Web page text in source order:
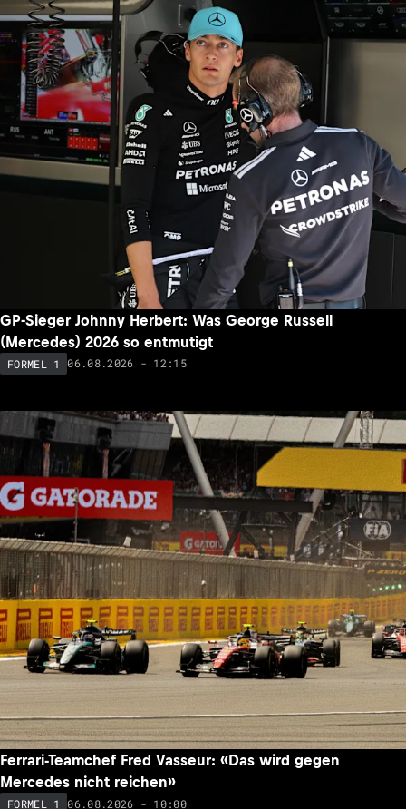
GP-Sieger Johnny Herbert: Was George Russell
(Mercedes) 2026 so entmutigt
FORMEL 1 06.08.2026 - 12:15
Ferrari-Teamchef Fred Vasseur: «Das wird gegen
Mercedes nicht reichen»
FORMEL 1 06.08.2026 - 10:00